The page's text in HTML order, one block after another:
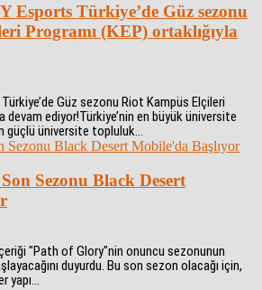
Esports Türkiye’de Güz sezonu
Programı (KEP) ortaklığıyla
Güz sezonu Riot Kampüs Elçileri
devam ediyor!Türkiye’nin en büyük üniversite
güçlü üniversite topluluk...
Sezonu Black Desert
"Path of Glory"nin onuncu sezonunun
duyurdu. Bu son sezon olacağı için,
yapı...